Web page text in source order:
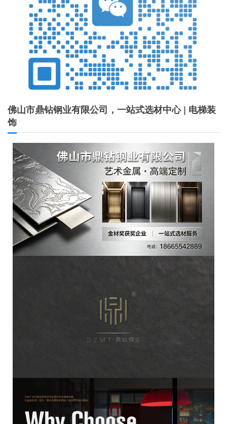
佛山市鼎钻钢业有限公司，一站式选材中心 | 电梯装
饰